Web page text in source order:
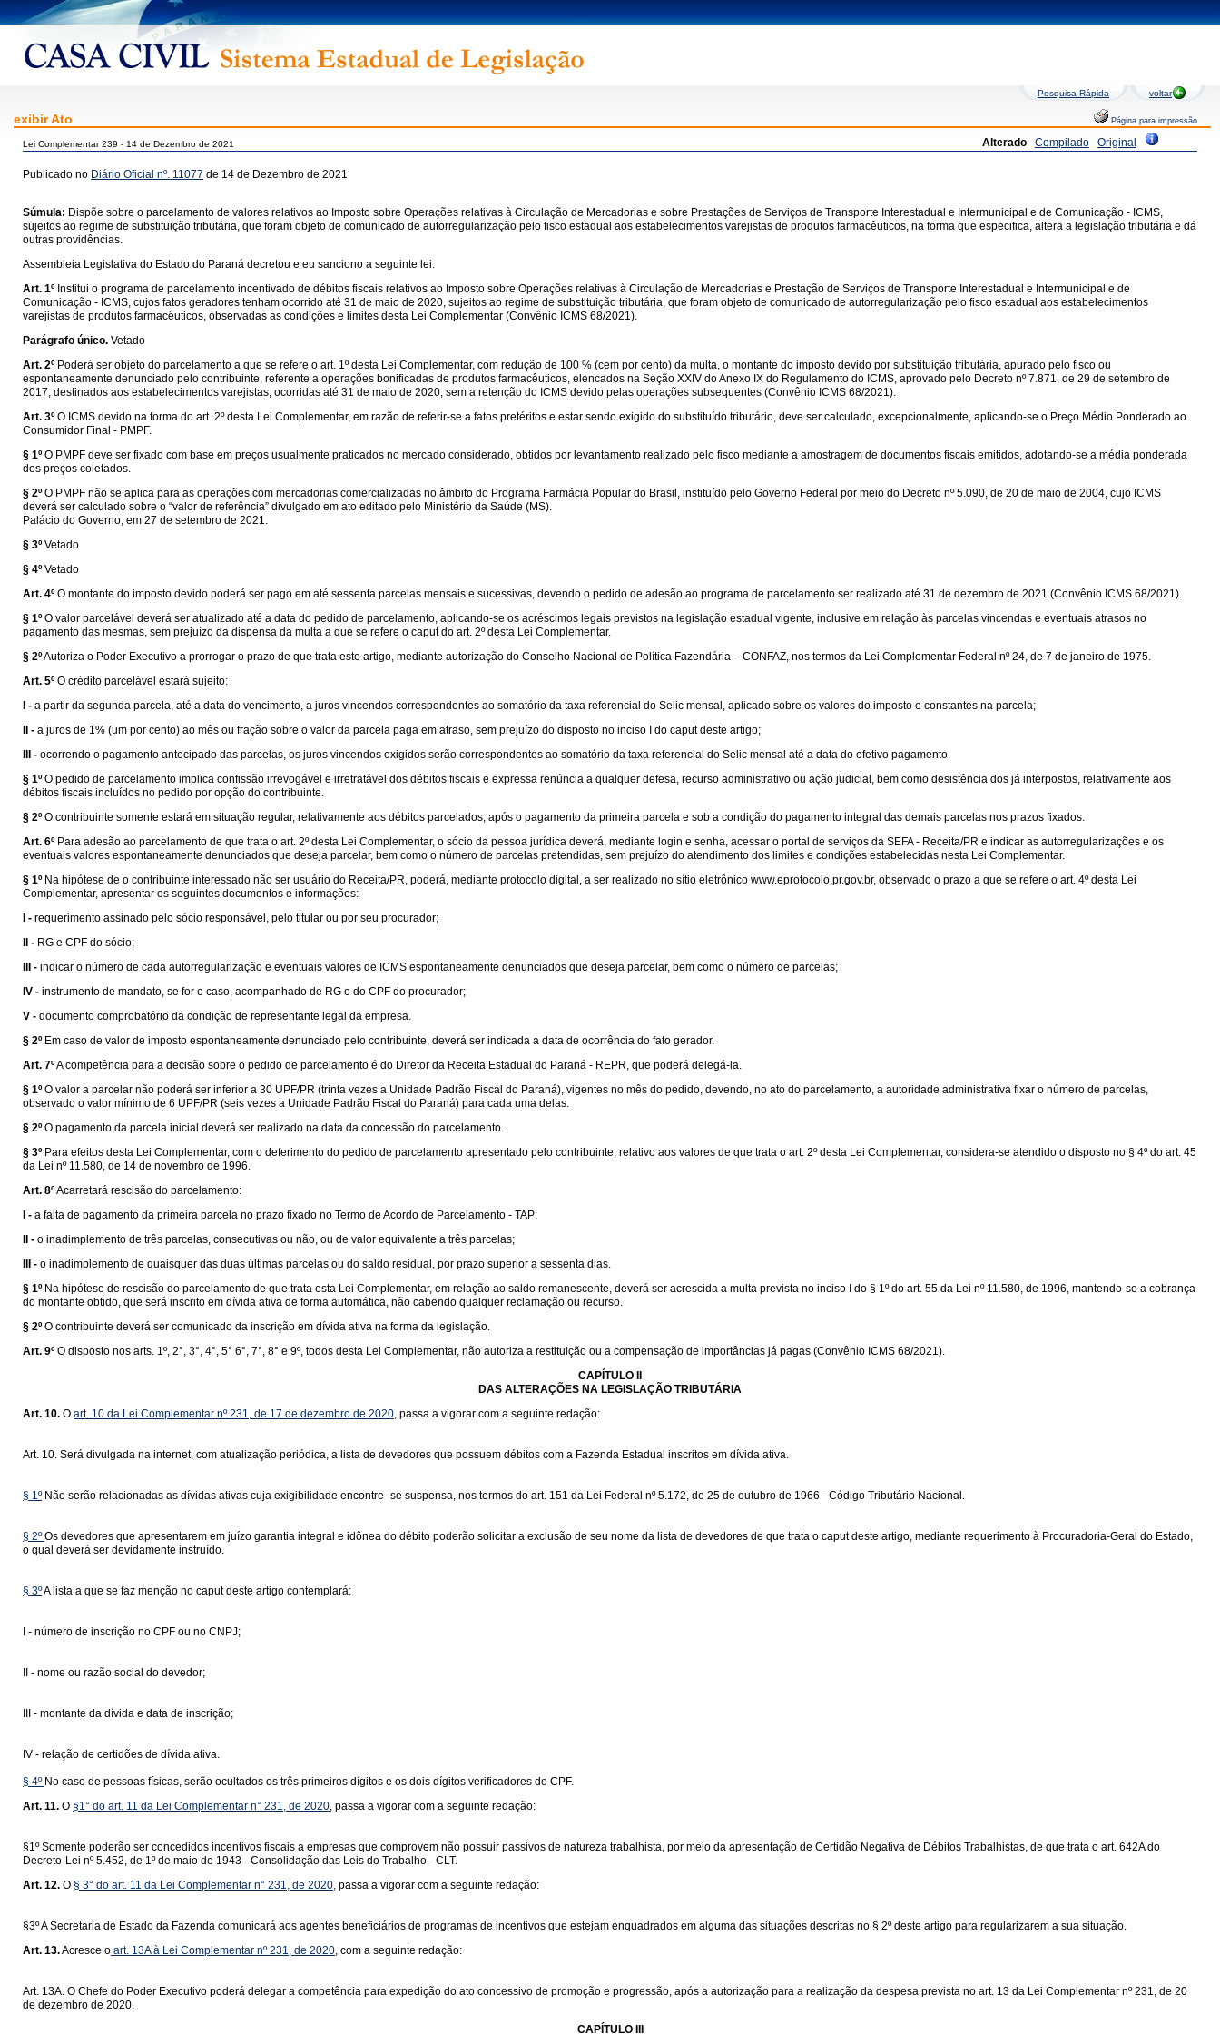
Pesquisa Rápida voltar
exibir Ato Página para impressão
Alterado Compilado Original
Lei Complementar 239 - 14 de Dezembro de 2021
Publicado no Diário Oficial nº. 11077 de 14 de Dezembro de 2021
Súmula: Dispõe sobre o parcelamento de valores relativos ao Imposto sobre Operações relativas à Circulação de Mercadorias e sobre Prestações de Serviços de Transporte Interestadual e Intermunicipal e de Comunicação - ICMS,
sujeitos ao regime de substituição tributária, que foram objeto de comunicado de autorregularização pelo fisco estadual aos estabelecimentos varejistas de produtos farmacêuticos, na forma que especifica, altera a legislação tributária e dá
outras providências.
Assembleia Legislativa do Estado do Paraná decretou e eu sanciono a seguinte lei:
Art. 1º Institui o programa de parcelamento incentivado de débitos fiscais relativos ao Imposto sobre Operações relativas à Circulação de Mercadorias e Prestação de Serviços de Transporte Interestadual e Intermunicipal e de
Comunicação - ICMS, cujos fatos geradores tenham ocorrido até 31 de maio de 2020, sujeitos ao regime de substituição tributária, que foram objeto de comunicado de autorregularização pelo fisco estadual aos estabelecimentos
varejistas de produtos farmacêuticos, observadas as condições e limites desta Lei Complementar (Convênio ICMS 68/2021).
Parágrafo único. Vetado
Art. 2º Poderá ser objeto do parcelamento a que se refere o art. 1º desta Lei Complementar, com redução de 100 % (cem por cento) da multa, o montante do imposto devido por substituição tributária, apurado pelo fisco ou
espontaneamente denunciado pelo contribuinte, referente a operações bonificadas de produtos farmacêuticos, elencados na Seção XXIV do Anexo IX do Regulamento do ICMS, aprovado pelo Decreto nº 7.871, de 29 de setembro de
2017, destinados aos estabelecimentos varejistas, ocorridas até 31 de maio de 2020, sem a retenção do ICMS devido pelas operações subsequentes (Convênio ICMS 68/2021).
Art. 3º O ICMS devido na forma do art. 2º desta Lei Complementar, em razão de referir-se a fatos pretéritos e estar sendo exigido do substituído tributário, deve ser calculado, excepcionalmente, aplicando-se o Preço Médio Ponderado ao
Consumidor Final - PMPF.
§ 1º O PMPF deve ser fixado com base em preços usualmente praticados no mercado considerado, obtidos por levantamento realizado pelo fisco mediante a amostragem de documentos fiscais emitidos, adotando-se a média ponderada
dos preços coletados.
§ 2º O PMPF não se aplica para as operações com mercadorias comercializadas no âmbito do Programa Farmácia Popular do Brasil, instituído pelo Governo Federal por meio do Decreto nº 5.090, de 20 de maio de 2004, cujo ICMS
deverá ser calculado sobre o “valor de referência” divulgado em ato editado pelo Ministério da Saúde (MS).
Palácio do Governo, em 27 de setembro de 2021.
§ 3º Vetado
§ 4º Vetado
Art. 4º O montante do imposto devido poderá ser pago em até sessenta parcelas mensais e sucessivas, devendo o pedido de adesão ao programa de parcelamento ser realizado até 31 de dezembro de 2021 (Convênio ICMS 68/2021).
§ 1º O valor parcelável deverá ser atualizado até a data do pedido de parcelamento, aplicando-se os acréscimos legais previstos na legislação estadual vigente, inclusive em relação às parcelas vincendas e eventuais atrasos no
pagamento das mesmas, sem prejuízo da dispensa da multa a que se refere o caput do art. 2º desta Lei Complementar.
§ 2ºAutoriza o Poder Executivo a prorrogar o prazo de que trata este artigo, mediante autorização do Conselho Nacional de Política Fazendária – CONFAZ, nos termos da Lei Complementar Federal nº 24, de 7 de janeiro de 1975.
Art. 5º O crédito parcelável estará sujeito:
I - a partir da segunda parcela, até a data do vencimento, a juros vincendos correspondentes ao somatório da taxa referencial do Selic mensal, aplicado sobre os valores do imposto e constantes na parcela;
II - a juros de 1% (um por cento) ao mês ou fração sobre o valor da parcela paga em atraso, sem prejuízo do disposto no inciso I do caput deste artigo;
III - ocorrendo o pagamento antecipado das parcelas, os juros vincendos exigidos serão correspondentes ao somatório da taxa referencial do Selic mensal até a data do efetivo pagamento.
§ 1º O pedido de parcelamento implica confissão irrevogável e irretratável dos débitos fiscais e expressa renúncia a qualquer defesa, recurso administrativo ou ação judicial, bem como desistência dos já interpostos, relativamente aos
débitos fiscais incluídos no pedido por opção do contribuinte.
§ 2º O contribuinte somente estará em situação regular, relativamente aos débitos parcelados, após o pagamento da primeira parcela e sob a condição do pagamento integral das demais parcelas nos prazos fixados.
Art. 6º Para adesão ao parcelamento de que trata o art. 2º desta Lei Complementar, o sócio da pessoa jurídica deverá, mediante login e senha, acessar o portal de serviços da SEFA - Receita/PR e indicar as autorregularizações e os
eventuais valores espontaneamente denunciados que deseja parcelar, bem como o número de parcelas pretendidas, sem prejuízo do atendimento dos limites e condições estabelecidas nesta Lei Complementar.
§ 1º Na hipótese de o contribuinte interessado não ser usuário do Receita/PR, poderá, mediante protocolo digital, a ser realizado no sítio eletrônico www.eprotocolo.pr.gov.br, observado o prazo a que se refere o art. 4º desta Lei
Complementar, apresentar os seguintes documentos e informações:
I - requerimento assinado pelo sócio responsável, pelo titular ou por seu procurador;
II - RG e CPF do sócio;
III - indicar o número de cada autorregularização e eventuais valores de ICMS espontaneamente denunciados que deseja parcelar, bem como o número de parcelas;
IV - instrumento de mandato, se for o caso, acompanhado de RG e do CPF do procurador;
V - documento comprobatório da condição de representante legal da empresa.
§ 2º Em caso de valor de imposto espontaneamente denunciado pelo contribuinte, deverá ser indicada a data de ocorrência do fato gerador.
Art. 7ºA competência para a decisão sobre o pedido de parcelamento é do Diretor da Receita Estadual do Paraná - REPR, que poderá delegá-la.
§ 1º O valor a parcelar não poderá ser inferior a 30 UPF/PR (trinta vezes a Unidade Padrão Fiscal do Paraná), vigentes no mês do pedido, devendo, no ato do parcelamento, a autoridade administrativa fixar o número de parcelas,
observado o valor mínimo de 6 UPF/PR (seis vezes a Unidade Padrão Fiscal do Paraná) para cada uma delas.
§ 2º O pagamento da parcela inicial deverá ser realizado na data da concessão do parcelamento.
§ 3º Para efeitos desta Lei Complementar, com o deferimento do pedido de parcelamento apresentado pelo contribuinte, relativo aos valores de que trata o art. 2º desta Lei Complementar, considera-se atendido o disposto no § 4º do art. 45
da Lei nº 11.580, de 14 de novembro de 1996.
Art. 8ºAcarretará rescisão do parcelamento:
I - a falta de pagamento da primeira parcela no prazo fixado no Termo de Acordo de Parcelamento - TAP;
II - o inadimplemento de três parcelas, consecutivas ou não, ou de valor equivalente a três parcelas;
III - o inadimplemento de quaisquer das duas últimas parcelas ou do saldo residual, por prazo superior a sessenta dias.
§ 1º Na hipótese de rescisão do parcelamento de que trata esta Lei Complementar, em relação ao saldo remanescente, deverá ser acrescida a multa prevista no inciso I do § 1º do art. 55 da Lei nº 11.580, de 1996, mantendo-se a cobrança
do montante obtido, que será inscrito em dívida ativa de forma automática, não cabendo qualquer reclamação ou recurso.
§ 2º O contribuinte deverá ser comunicado da inscrição em dívida ativa na forma da legislação.
Art. 9º O disposto nos arts. 1º, 2°, 3°, 4°, 5° 6°, 7°, 8° e 9º, todos desta Lei Complementar, não autoriza a restituição ou a compensação de importâncias já pagas (Convênio ICMS 68/2021).
CAPÍTULO II
DAS ALTERAÇÕES NA LEGISLAÇÃO TRIBUTÁRIA
Art. 10. O art. 10 da Lei Complementar nº 231, de 17 de dezembro de 2020, passa a vigorar com a seguinte redação:
Art. 10. Será divulgada na internet, com atualização periódica, a lista de devedores que possuem débitos com a Fazenda Estadual inscritos em dívida ativa.
§ 1ºNão serão relacionadas as dívidas ativas cuja exigibilidade encontre- se suspensa, nos termos do art. 151 da Lei Federal nº 5.172, de 25 de outubro de 1966 - Código Tributário Nacional.
§ 2ºOs devedores que apresentarem em juízo garantia integral e idônea do débito poderão solicitar a exclusão de seu nome da lista de devedores de que trata o caput deste artigo, mediante requerimento à Procuradoria-Geral do Estado,
o qual deverá ser devidamente instruído.
§ 3ºA lista a que se faz menção no caput deste artigo contemplará:
I - número de inscrição no CPF ou no CNPJ;
II - nome ou razão social do devedor;
III - montante da dívida e data de inscrição;
IV - relação de certidões de dívida ativa.
§ 4º No caso de pessoas físicas, serão ocultados os três primeiros dígitos e os dois dígitos verificadores do CPF.
Art. 11. O §1° do art. 11 da Lei Complementar n° 231, de 2020, passa a vigorar com a seguinte redação:
§1º Somente poderão ser concedidos incentivos fiscais a empresas que comprovem não possuir passivos de natureza trabalhista, por meio da apresentação de Certidão Negativa de Débitos Trabalhistas, de que trata o art. 642A do
Decreto-Lei nº 5.452, de 1º de maio de 1943 - Consolidação das Leis do Trabalho - CLT.
Art. 12. O § 3° do art. 11 da Lei Complementar n° 231, de 2020, passa a vigorar com a seguinte redação:
§3º A Secretaria de Estado da Fazenda comunicará aos agentes beneficiários de programas de incentivos que estejam enquadrados em alguma das situações descritas no § 2º deste artigo para regularizarem a sua situação.
Art. 13.Acresce o art. 13A à Lei Complementar nº 231, de 2020, com a seguinte redação:
Art. 13A. O Chefe do Poder Executivo poderá delegar a competência para expedição do ato concessivo de promoção e progressão, após a autorização para a realização da despesa prevista no art. 13 da Lei Complementar nº 231, de 20
de dezembro de 2020.
CAPÍTULO III